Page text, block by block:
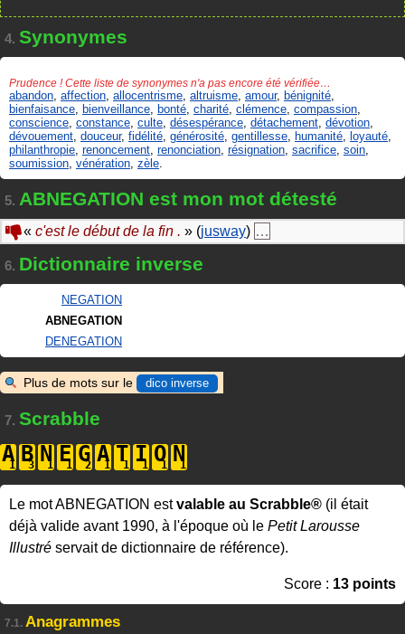
4. Synonymes
Prudence ! Cette liste de synonymes n'a pas encore été vérifiée…
abandon affection allocentrisme altruisme amour, bénignité
bienfaisance bienveillance bonté charité clémence compassion
conscience constance culte désespérance détachement dévotion
dévouement douceur, fidélité générosité gentillesse humanité loyauté
philanthropie renoncement renonciation résignation sacrifice soin
soumission vénération zèle
5. ABNEGATION est mon mot détesté
« c'est le début de la fin . » (jusway) …
6. Dictionnaire inverse
NEGATION
ABNEGATION
DENEGATION
Plus de mots sur le dico inverse
7. Scrabble
A B N E G A T I O N
Le mot ABNEGATION estvalable au Scrabble® (il était
déjà valide avant 1990, à l'époque où le Petit Larousse
Illustré servait de dictionnaire de référence).
Score : 13 points
7.1. Anagrammes